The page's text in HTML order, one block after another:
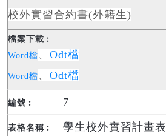
校外實習合約書(外籍生)
Word檔 、 Odt檔
Word檔 、 Odt檔
7
學生校外實習計畫表